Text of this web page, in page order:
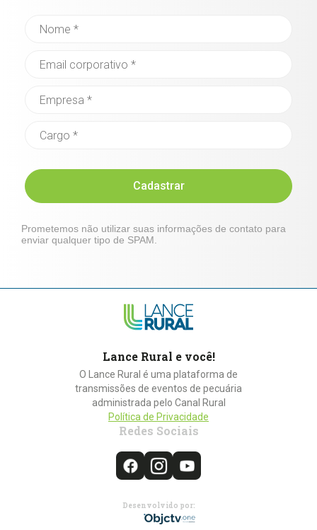
Cadastrar
Prometemos não utilizar suas informações de contato para
enviar qualquer tipo de SPAM.
Lance Rural e você!
O Lance Rural é uma plataforma de
transmissões de eventos de pecuária
administrada pelo Canal Rural
Política de Privacidade
Redes Sociais
Desenvolvido por: